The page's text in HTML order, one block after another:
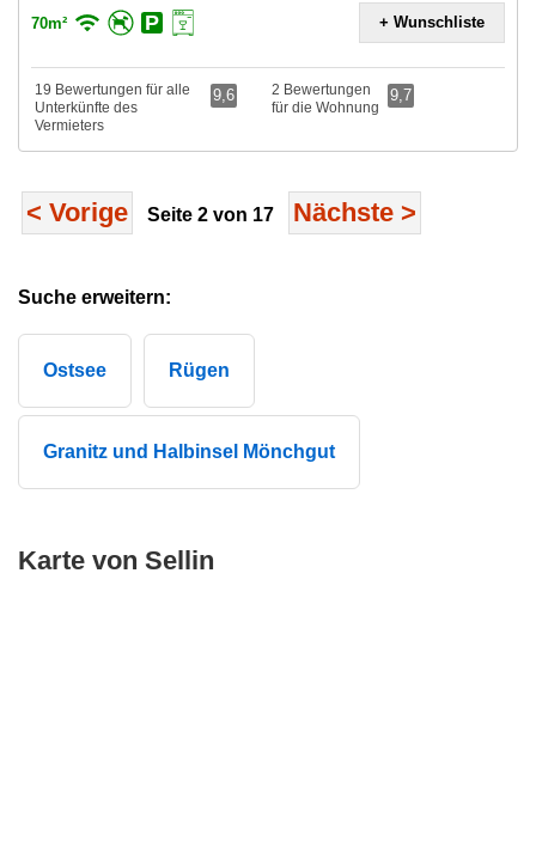
70m² + Wunschliste
19 Bewertungen für alle
Unterkünfte des
Vermieters
9,6
2 Bewertungen
für die Wohnung
9,7
< Vorige Seite 2 von 17 Nächste >
Suche erweitern:
Ostsee Rügen
Granitz und Halbinsel Mönchgut
Karte von Sellin